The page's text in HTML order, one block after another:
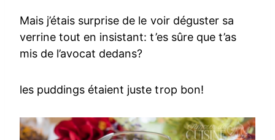
Mais j’étais surprise de le voir déguster sa
verrine tout en insistant: t’es sûre que t’as
mis de l’avocat dedans?
les puddings étaient juste trop bon!